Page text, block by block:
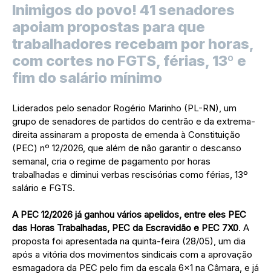
Inimigos do povo! 41 senadores
apoiam propostas para que
trabalhadores recebam por horas,
com cortes no FGTS, férias, 13º e
fim do salário mínimo
Liderados pelo senador Rogério Marinho (PL-RN), um
grupo de senadores de partidos do centrão e da extrema-
direita assinaram a proposta de emenda à Constituição
(PEC) nº 12/2026, que além de não garantir o descanso
semanal, cria o regime de pagamento por horas
trabalhadas e diminui verbas rescisórias como férias, 13º
salário e FGTS.
A PEC 12/2026 já ganhou vários apelidos, entre eles PEC
das Horas Trabalhadas, PEC da Escravidão e PEC 7X0. A
proposta foi apresentada na quinta-feira (28/05), um dia
após a vitória dos movimentos sindicais com a aprovação
esmagadora da PEC pelo fim da escala 6×1 na Câmara, e já